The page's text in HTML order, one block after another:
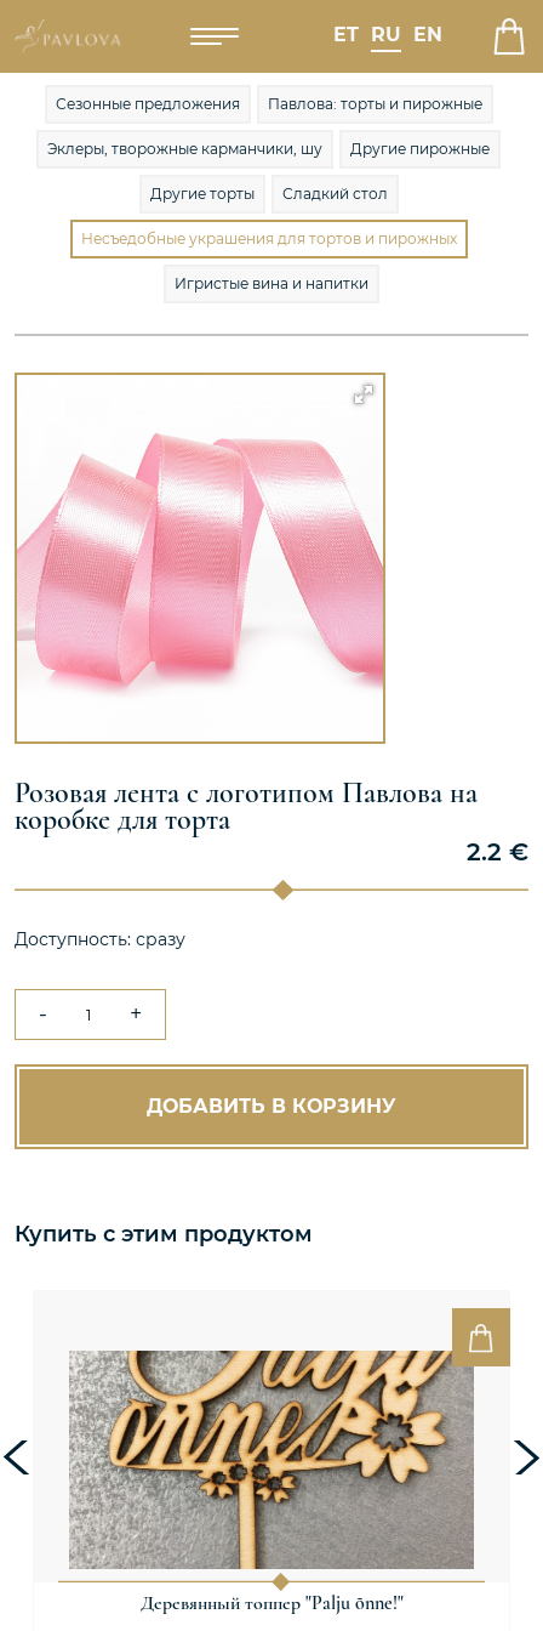
ET RU EN
Сезонные предложения Павлова: торты и пирожные
Эклеры, творожные карманчики, шу Другие пирожные
Другие торты Сладкий стол
Несъедобные украшения для тортов и пирожных
Игристые вина и напитки
Розовая лента с логотипом Павлова на
коробке для торта
2.2 €
Доступность: сразу
- +
ДОБАВИТЬ В КОРЗИНУ
Купить с этим продуктом
Деревянный топпер "Palju õnne!"